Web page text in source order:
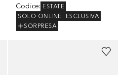
Codice: ESTATE
SOLO ONLINE
ESCLUSIVA
SORPRESA